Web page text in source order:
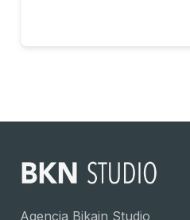
Agencia Bikain Studio